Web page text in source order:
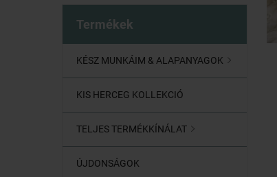
Termékek
KÉSZ MUNKÁIM & ALAPANYAGOK 
KIS HERCEG KOLLEKCIÓ
TELJES TERMÉKKÍNÁLAT 
ÚJDONSÁGOK